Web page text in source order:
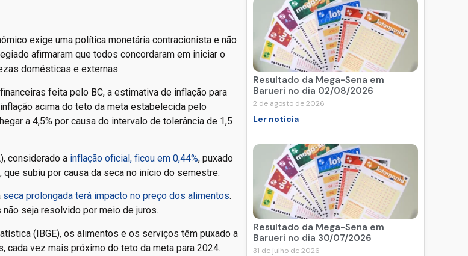
exige uma política monetária contracionista e não
afirmaram que todos concordaram em iniciar o
domésticas e externas.
feita pelo BC, a estimativa de inflação para
acima do teto da meta estabelecida pelo
a 4,5% por causa do intervalo de tolerância de 1,5
considerado a inflação oficial, ficou em 0,44%, puxado
subiu por causa da seca no início do semestre.
seca prolongada terá impacto no preço dos alimentos.
seja resolvido por meio de juros.
(IBGE), os alimentos e os serviços têm puxado a
cada vez mais próximo do teto da meta para 2024.
Resultado da Mega-Sena em
Barueri no dia 02/08/2026
2 de agosto de 2026
Ler noticia
Resultado da Mega-Sena em
Barueri no dia 30/07/2026
31 de julho de 2026